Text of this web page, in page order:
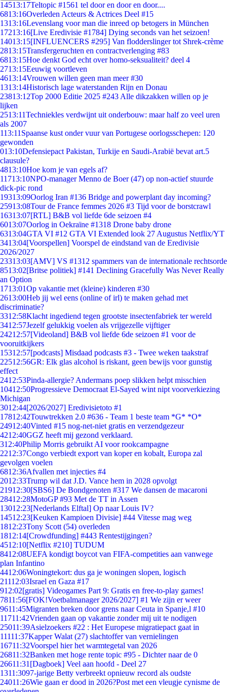
14513:17Teltopic #1561 tel door en door en door....
6813:16Overleden Acteurs & Actrices Deel #15
1313:16Levenslang voor man die inreed op betogers in München
17213:16[Live Eredivisie #1784] Dying seconds van het seizoen!
14013:15[INFLUENCERS #295] Van flodderslinger tot Shrek-crème
2813:15Transfergeruchten en contractverlenging #83
6813:15Hoe denkt God echt over homo-seksualiteit? deel 4
2713:15Eeuwig voortleven
4613:14Vrouwen willen geen man meer #30
1313:14Historisch lage waterstanden Rijn en Donau
23813:12Top 2000 Editie 2025 #243 Alle dikzakken willen op je
lijken
2513:11Techniekles verdwijnt uit onderbouw: maar half zo veel uren
als 2007
113:11 Spaanse kust onder vuur van Portugese oorlogsschepen: 120
gewonden
013:10Defensiepact Pakistan, Turkije en Saudi-Arabië bevat art.5
clausule?
4813:10Hoe kom je van egels af?
11713:10NPO-manager Menno de Boer (47) op non-actief stuurde
dick-pic rond
19313:09Oorlog Iran #136 Bridge and powerplant day incoming?
25913:08Tour de France femmes 2026 #3 Tijd voor de borstcrawl
16313:07[RTL] B&B vol liefde 6de seizoen #4
6013:07Oorlog in Oekraïne #1318 Drone baby drone
6313:04GTA VI #12 GTA VI Extended look 27 Augustus Netflix/YT
3413:04[Voorspellen] Voorspel de eindstand van de Eredivisie
2026/2027
23313:03[AMV] VS #1312 spammers van de internationale rechtsorde
8513:02[Britse politiek] #141 Declining Gracefully Was Never Really
an Option
1713:01Op vakantie met (kleine) kinderen #30
2613:00Heb jij wel eens (online of irl) te maken gehad met
discriminatie?
3312:58Klacht ingediend tegen grootste insectenfabriek ter wereld
3412:57Jezelf gelukkig voelen als vrijgezelle vijftiger
24212:57[Videoland] B&B vol liefde 6de seizoen #1 voor de
vooruitkijkers
15312:57[podcasts] Misdaad podcasts #3 - Twee weken taakstraf
22512:56GR: Elk glas alcohol is riskant, geen bewijs voor gunstig
effect
2412:53Pinda-allergie? Andermans poep slikken helpt misschien
10412:50Progressieve Democraat El-Sayed wint nipt voorverkiezing
Michigan
3012:44[2026/2027] Eredivisietoto #1
17812:42Touwtrekken 2.0 #636 - Team 1 beste team *G* *O*
24912:40Vinted #15 nog-net-niet gratis en verzendgezeur
4212:40GGZ heeft mij gezond verklaard.
312:40Philip Morris gebruikt AI voor rookcampagne
2212:37Congo verbiedt export van koper en kobalt, Europa zal
gevolgen voelen
6812:36Afvallen met injecties #4
2012:33Trump wil dat J.D. Vance hem in 2028 opvolgt
21912:30[SBS6] De Bondgenoten #317 We dansen de macaroni
28412:28MotoGP #93 Met de TT in Assen
13012:23[Nederlands Elftal] Op naar Louis IV?
14512:23[Keuken Kampioen Divisie] #44 Vitesse mag weg
1812:23Tony Scott (54) overleden
1812:14[Crowdfunding] #443 Rentestijgingen?
4512:10[Netflix #210] TUDUM
8412:08UEFA kondigt boycot van FIFA-competities aan vanwege
plan Infantino
4412:06Woningtekort: dus ga je woningen slopen, logisch
21112:03Israel en Gaza #17
912:02[gratis] Videogames Part 9: Gratis en free-to-play games!
7811:56[FOK!Voetbalmanager 2026/2027] #1 We zijn er weer
9611:45Migranten breken door grens naar Ceuta in Spanje,l #10
11711:42Vrienden gaan op vakantie zonder mij uit te nodigen
25011:39Asielzoekers #22 : Het Europese migratiepact gaat in
11111:37Kapper Walat (27) slachtoffer van vernielingen
16711:32Voorspel hier het warmtegetal van 2026
26811:32Banken met hoge rente topic #95 - Dichter naar de 0
26611:31 [Dagboek] Veel aan hoofd - Deel 27
1311:3097-jarige Betty verbreekt opnieuw record als oudste
24011:26Wie gaan er dood in 2026?Post met een vleugje cynisme de